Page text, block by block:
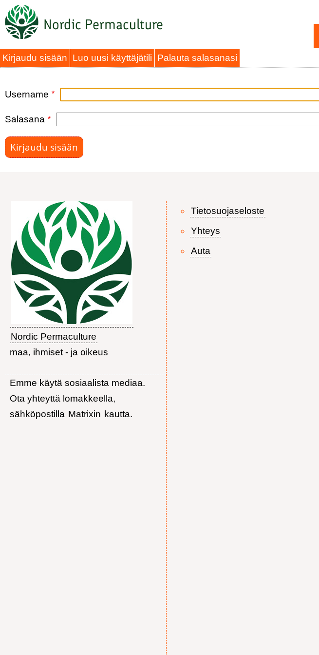
Hyppää
pääsisältöönNordic Permaculture
Ensisijaiset
välilehdet
Kirjaudu sisään Luo uusi käyttäjätili Palauta salasanasi
Username
Salasana
Nordic Permaculture
maa, ihmiset - ja oikeus
Emme käytä sosiaalista mediaa.
Ota yhteyttä lomakkeella,
sähköpostilla Matrixin kautta.
Footer
Tietosuojaseloste
Yhteys
Auta